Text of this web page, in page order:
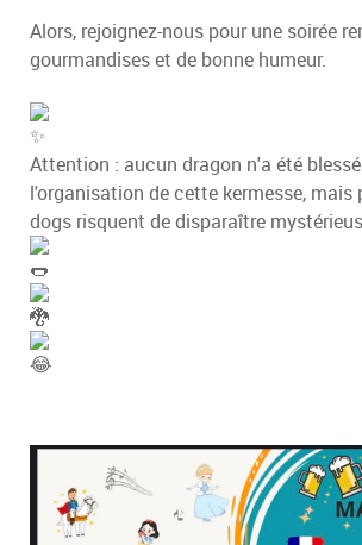
Alors, rejoignez-nous pour une soirée
gourmandises et de bonne humeur.
Attention : aucun dragon n'a été
l'organisation de cette kermesse, mais
dogs risquent de disparaître